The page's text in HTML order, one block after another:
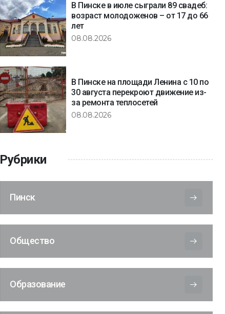
В Пинске в июле сыграли 89 свадеб:
возраст молодоженов – от 17 до 66
лет
08.08.2026
В Пинске на площади Ленина с 10 по
30 августа перекроют движение из-
за ремонта теплосетей
08.08.2026
Рубрики
Пинск
Общество
Образование